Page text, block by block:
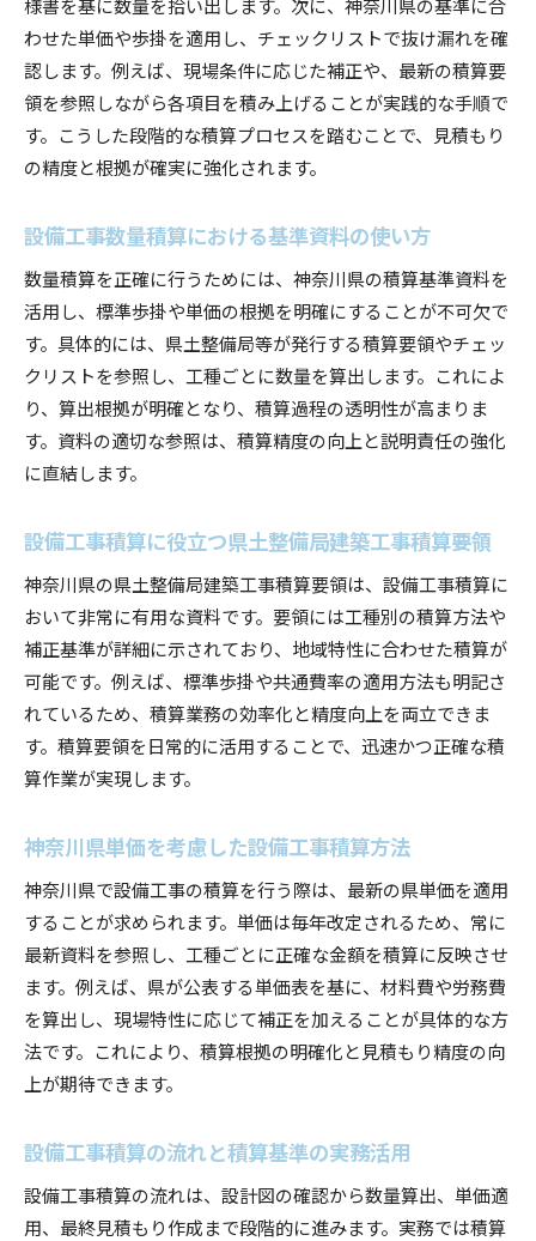
わせた単価や歩掛を適用し、チェックリストで抜け漏れを確
認します。例えば、現場条件に応じた補正や、最新の積算要
領を参照しながら各項目を積み上げることが実践的な手順で
す。こうした段階的な積算プロセスを踏むことで、見積もり
の精度と根拠が確実に強化されます。
設備工事数量積算における基準資料の使い方
数量積算を正確に行うためには、神奈川県の積算基準資料を
活用し、標準歩掛や単価の根拠を明確にすることが不可欠で
す。具体的には、県土整備局等が発行する積算要領やチェッ
クリストを参照し、工種ごとに数量を算出します。これによ
り、算出根拠が明確となり、積算過程の透明性が高まりま
す。資料の適切な参照は、積算精度の向上と説明責任の強化
に直結します。
設備工事積算に役立つ県土整備局建築工事積算要領
神奈川県の県土整備局建築工事積算要領は、設備工事積算に
おいて非常に有用な資料です。要領には工種別の積算方法や
補正基準が詳細に示されており、地域特性に合わせた積算が
可能です。例えば、標準歩掛や共通費率の適用方法も明記さ
れているため、積算業務の効率化と精度向上を両立できま
す。積算要領を日常的に活用することで、迅速かつ正確な積
算作業が実現します。
神奈川県単価を考慮した設備工事積算方法
神奈川県で設備工事の積算を行う際は、最新の県単価を適用
することが求められます。単価は毎年改定されるため、常に
最新資料を参照し、工種ごとに正確な金額を積算に反映させ
ます。例えば、県が公表する単価表を基に、材料費や労務費
を算出し、現場特性に応じて補正を加えることが具体的な方
法です。これにより、積算根拠の明確化と見積もり精度の向
上が期待できます。
設備工事積算の流れと積算基準の実務活用
設備工事積算の流れは、設計図の確認から数量算出、単価適
用、最終見積もり作成まで段階的に進みます。実務では積算